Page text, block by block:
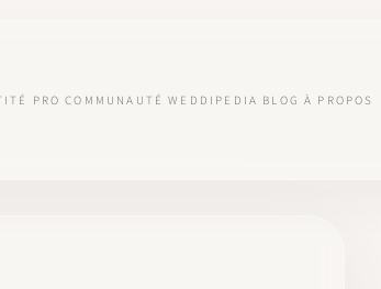
PRO COMMUNAUTÉ WEDDIPEDIA BLOG À PROPOS